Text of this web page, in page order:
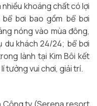
khoáng chất có lợi
bơi bao gồm bể bơi
nóng vào mùa đông,
du khách 24/24; bể bơi
lành tại Kim Bôi kết
tưởng vui chơi, giải trí.